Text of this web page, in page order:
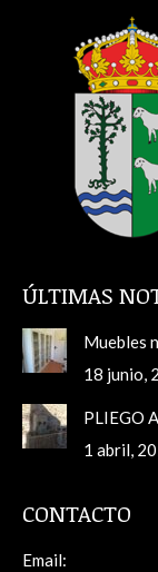
ÚLTIMAS
Muebles
18 junio,
PLIEGO
1 abril,
CONTACTO
Email: